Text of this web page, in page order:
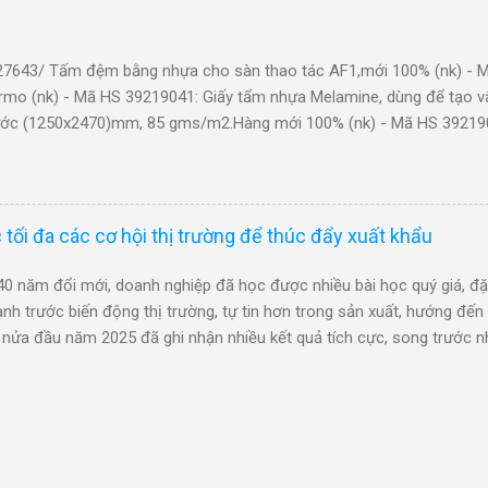
Chất thuộc da hữu cơ tổng hợp DISTAN FHA (PROPANAL,
Chất thuộc da hữu cơ tổng hợp DISTAN FHA (PROPANAL,
Tấm đệm bằng nhựa cho sàn thao tác AF1,mới 100% (nk) -
(nk) - Mã HS 39219041: Giấy tẩm nhựa Melamine, dùng để tạo
(1250x2470)mm, 85 gms/m2.Hàng mới 100% (nk) - Mã HS
(Hàng mới 100%) (Linh kiện sản xuất thiết bị dùng cho động cơ
Thanh bảo vệ bằng cao su TRCS3.2-B-6-L3(Linh kiện sản xuất
HS 39219041: Miếng lót bằng plastic (nk) - Mã HS 39219041:
mặt) (54" x 1 M 1.37 m2)- Dùng để gia công giày- Hàng mới 100%
tối đa các cơ hội thị trường để thúc đẩy xuất khẩu
năm đổi mới, doanh nghiệp đã học được nhiều bài học quý giá,
trước biến động thị trường, tự tin hơn trong sản xuất, hướng
đầu năm 2025 đã ghi nhận nhiều kết quả tích cực, song trước
trường nội địa, đồng thời đa dạng hóa các thị trường để thúc đẩy